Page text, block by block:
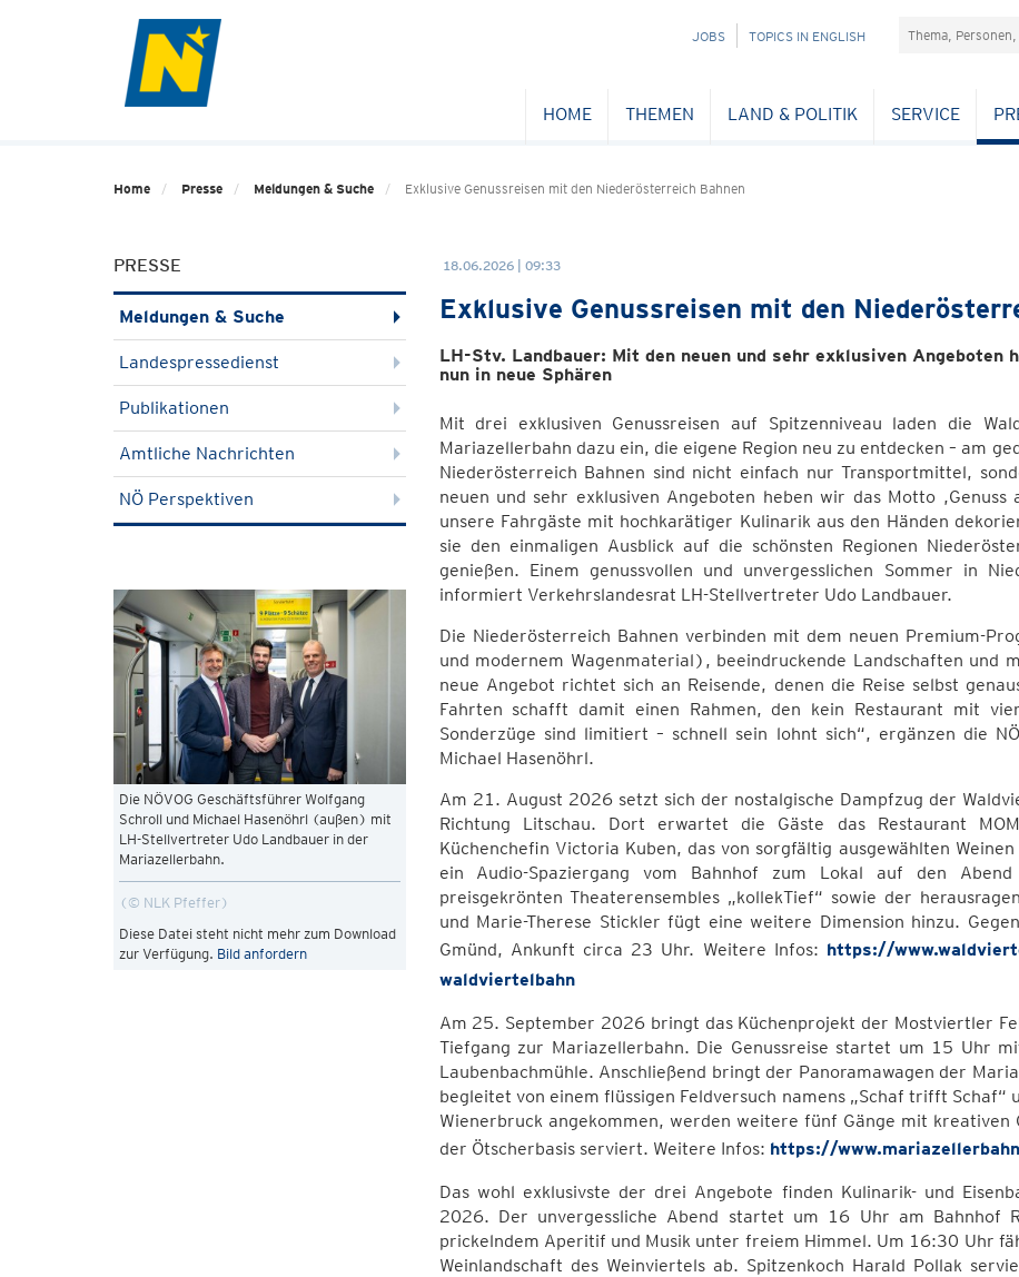
NAVIGATION
JOBS TOPICS IN ENGLISH Suchefeld
HOME THEMEN LAND & POLITIK SERVICE
Home Presse Meldungen & Suche Exklusive Genussreisen mit den Niederösterreich Bahnen
PRESSE
Meldungen & Suche
Landespressedienst
Publikationen
Amtliche Nachrichten
NÖ Perspektiven
Die NÖVOG Geschäftsführer Wolfgang
Schroll und Michael Hasenöhrl (außen) mit
LH-Stellvertreter Udo Landbauer in der
Mariazellerbahn.
© NLK Pfeffer
Diese Datei steht nicht mehr zum Download
zur Verfügung. Bild anfordern
18.06.2026 | 09:33
Exklusive Genussreisen mit den
LH-Stv. Landbauer: Mit den neuen und sehr exklusiven Angeboten
nun in neue Sphären
Mit drei exklusiven Genussreisen auf Spitzenniveau laden die
Mariazellerbahn dazu ein, die eigene Region neu zu entdecken – am
Niederösterreich Bahnen sind nicht einfach nur Transportmittel,
neuen und sehr exklusiven Angeboten heben wir das Motto ,Genuss
unsere Fahrgäste mit hochkarätiger Kulinarik aus den Händen
sie den einmaligen Ausblick auf die schönsten Regionen
genießen. Einem genussvollen und unvergesslichen Sommer in
informiert Verkehrslandesrat LH-Stellvertreter Udo Landbauer.
Die Niederösterreich Bahnen verbinden mit dem neuen Premium-
und modernem Wagenmaterial), beeindruckende Landschaften und
neue Angebot richtet sich an Reisende, denen die Reise selbst
Fahrten schafft damit einen Rahmen, den kein Restaurant mit
Sonderzüge sind limitiert – schnell sein lohnt sich“, ergänzen die
Michael Hasenöhrl.
Am 21. August 2026 setzt sich der nostalgische Dampfzug der
Richtung Litschau. Dort erwartet die Gäste das Restaurant
Küchenchefin Victoria Kuben, das von sorgfältig ausgewählten
ein Audio-Spaziergang vom Bahnhof zum Lokal auf den
preisgekrönten Theaterensembles „kollekTief“ sowie der
und Marie-Therese Stickler fügt eine weitere Dimension hinzu.
Gmünd, Ankunft circa 23 Uhr. Weitere Infos: https://
waldviertelbahn
Am 25. September 2026 bringt das Küchenprojekt der Mostviertler
Tiefgang zur Mariazellerbahn. Die Genussreise startet um 15 Uhr
Laubenbachmühle. Anschließend bringt der Panoramawagen der
begleitet von einem flüssigen Feldversuch namens „Schaf trifft Schaf“
Wienerbruck angekommen, werden weitere fünf Gänge mit
der Ötscherbasis serviert. Weitere Infos: https://
Das wohl exklusivste der drei Angebote finden Kulinarik- und
2026. Der unvergessliche Abend startet um 16 Uhr am Bahnhof
prickelndem Aperitif und Musik unter freiem Himmel. Um 16:30 Uhr
Weinlandschaft des Weinviertels ab. Spitzenkoch Harald Pollak